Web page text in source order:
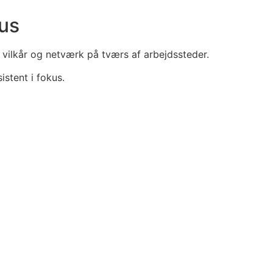
og netværk på tværs af arbejdssteder.
i fokus.